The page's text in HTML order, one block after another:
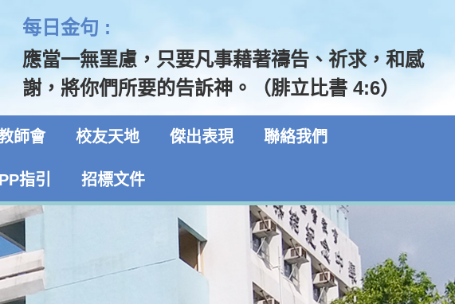
每日金句 :
應當一無罣慮，只要凡事藉著禱告、祈求，和感
謝，將你們所要的告訴神。（腓立比書 4:6）
師會 校友天地 傑出表現 聯絡我們
指引 招標文件